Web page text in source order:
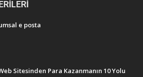
e posta
Sitesinden Para Kazanmanın 10 Yolu